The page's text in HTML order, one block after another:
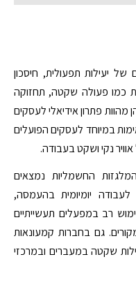
יעילות תפעולית, חיסכון
כמו פעולה שקטה, תחזוקה
מהוות פתרון אידיאלי לעסקים
במיוחד לעסקים הפועלים
נקי ושקט בעבודה.
החשמליות נמצאים
לעבודה יומיומית בהעמסה,
רב במפעלים תעשייתיים
גם בחברות קמעונאות
שקטה במעברים ובמרכזי